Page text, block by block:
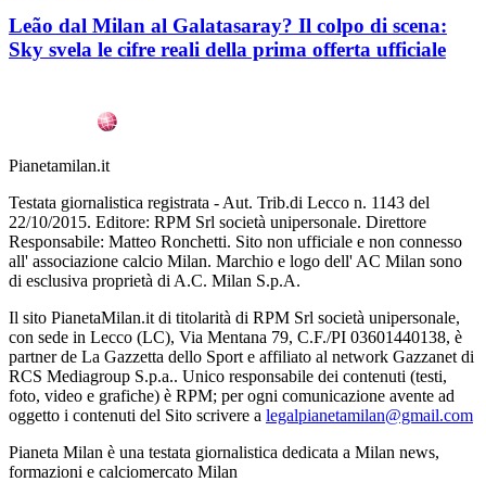
Leão dal Milan al Galatasaray? Il colpo di scena:
Sky svela le cifre reali della prima offerta ufficiale
Pianetamilan.it
Testata giornalistica registrata - Aut. Trib.di Lecco n. 1143 del
22/10/2015. Editore: RPM Srl società unipersonale. Direttore
Responsabile: Matteo Ronchetti. Sito non ufficiale e non connesso
all' associazione calcio Milan. Marchio e logo dell' AC Milan sono
di esclusiva proprietà di A.C. Milan S.p.A.
Il sito PianetaMilan.it di titolarità di RPM Srl società unipersonale,
con sede in Lecco (LC), Via Mentana 79, C.F./PI 03601440138, è
partner de La Gazzetta dello Sport e affiliato al network Gazzanet di
RCS Mediagroup S.p.a.. Unico responsabile dei contenuti (testi,
foto, video e grafiche) è RPM; per ogni comunicazione avente ad
oggetto i contenuti del Sito scrivere a legalpianetamilan@gmail.com
Pianeta Milan è una testata giornalistica dedicata a Milan news,
formazioni e calciomercato Milan